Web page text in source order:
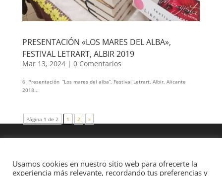
PRESENTACIÓN «LOS MARES DEL ALBA»,
FESTIVAL LETRART, ALBIR 2019
Mar 13, 2024| 0 Comentarios
6 Presentación “Los mares del alba”, Festival Letrart, Albir, Alicante
2018...
Página 1 de 2 1 2 »
Usamos cookies en nuestro sitio web para ofrecerte la
experiencia más relevante, recordando tus preferencias y